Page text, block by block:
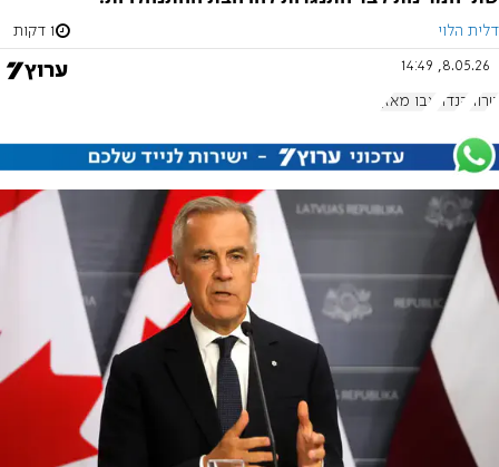
דלית הלוי 1 דקות
8.05.26, 14:49
טרור קנדה אבו מאזן